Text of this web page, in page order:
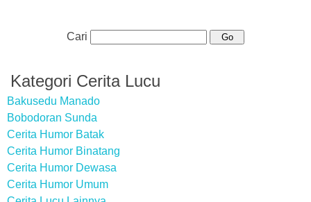
Cari
Kategori Cerita Lucu
Bakusedu Manado
Bobodoran Sunda
Cerita Humor Batak
Cerita Humor Binatang
Cerita Humor Dewasa
Cerita Humor Umum